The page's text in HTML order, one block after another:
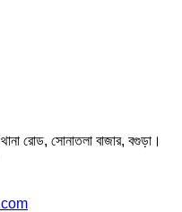
রোড, সোনাতলা বাজার, বগুড়া।